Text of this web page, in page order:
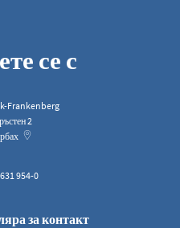
се с
Frankenberg
2
954-0
за контакт